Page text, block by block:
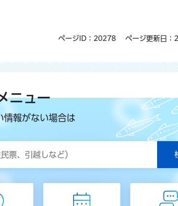
ページID：20278 ページ更新日：
ニュー
情報がない場合は